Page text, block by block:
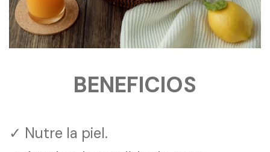
BENEFICIOS
✓ Nutre la piel.